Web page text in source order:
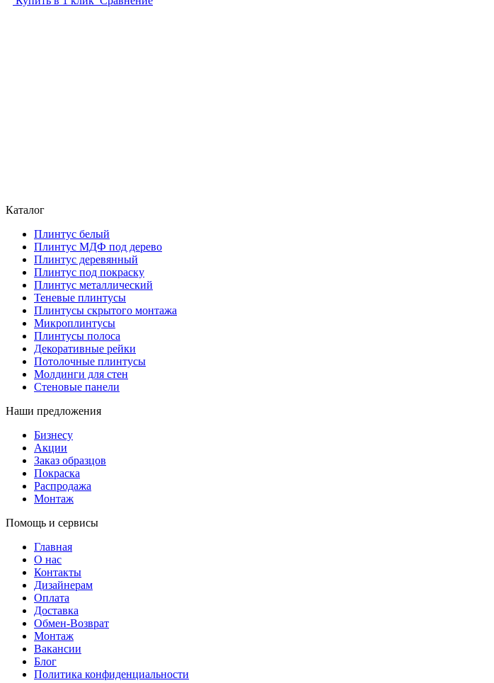
Каталог
Плинтус белый
Плинтус МДФ под дерево
Плинтус деревянный
Плинтус под покраску
Плинтус металлический
Теневые плинтусы
Плинтусы скрытого монтажа
Микроплинтусы
Плинтусы полоса
Декоративные рейки
Потолочные плинтусы
Молдинги для стен
Стеновые панели
Наши предложения
Бизнесу
Акции
Заказ образцов
Покраска
Распродажа
Монтаж
Помощь и сервисы
Главная
О нас
Контакты
Дизайнерам
Оплата
Доставка
Обмен-Возврат
Монтаж
Вакансии
Блог
Политика конфиденциальности